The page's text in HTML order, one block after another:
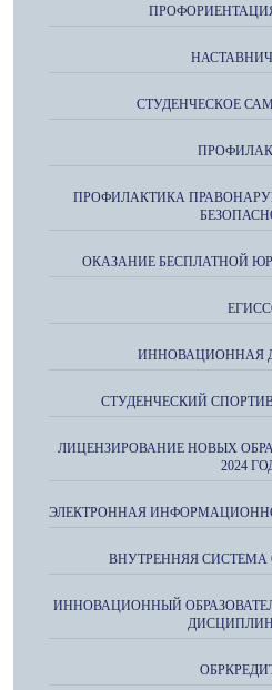
СТУДЕНЧЕСКОЕ
ПРОФИЛАКТИКА
ОКАЗАНИЕ БЕСПЛАТНОЙ
ИННОВАЦИОННАЯ
СТУДЕНЧЕСКИЙ
ЛИЦЕНЗИРОВАНИЕ НОВЫХ
2024
ЭЛЕКТРОННАЯ
ВНУТРЕННЯЯ СИСТЕМА
ИННОВАЦИОННЫЙ